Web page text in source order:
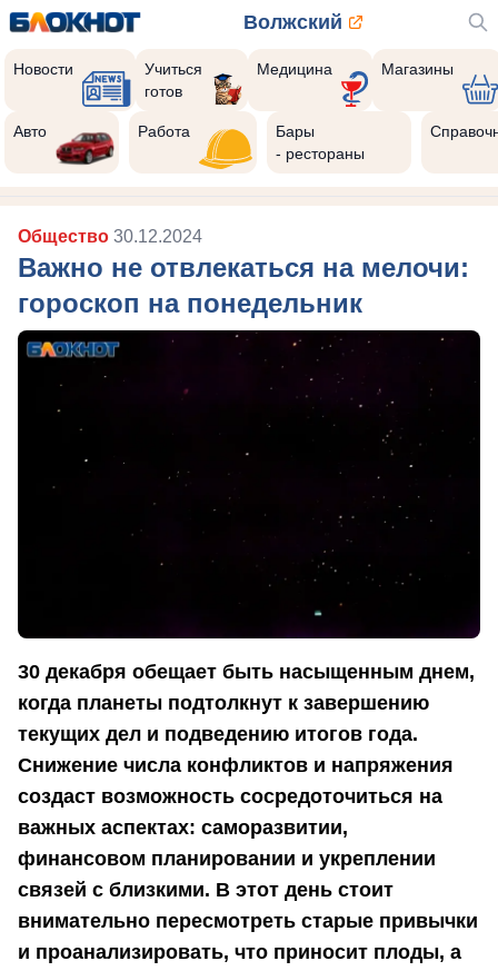
Волжский
Новости
Учиться
готов
Медицина Магазины
Авто Работа
Бары
- рестораны
Общество 30.12.2024
Важно не отвлекаться на мелочи:
гороскоп на понедельник
30 декабря обещает быть насыщенным днем,
когда планеты подтолкнут к завершению
текущих дел и подведению итогов года.
Снижение числа конфликтов и напряжения
создаст возможность сосредоточиться на
важных аспектах: саморазвитии,
финансовом планировании и укреплении
связей с близкими. В этот день стоит
внимательно пересмотреть старые привычки
и проанализировать, что приносит плоды, а